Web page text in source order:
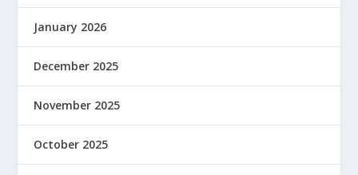
January 2026
December 2025
November 2025
October 2025